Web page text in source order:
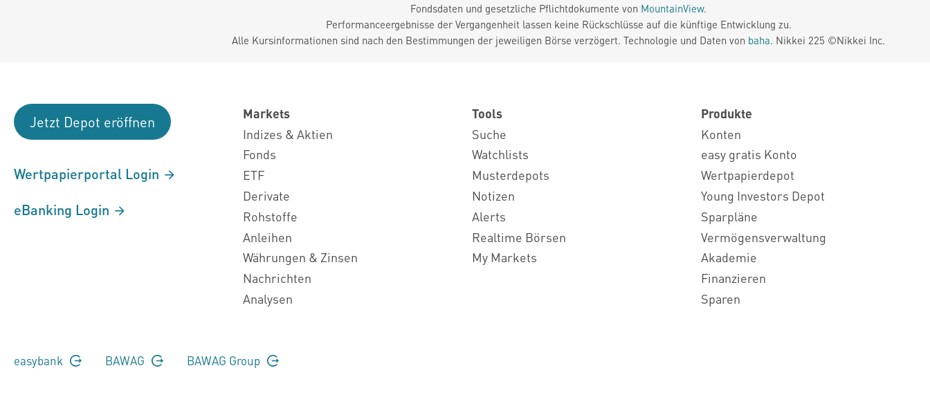
Fondsdaten und gesetzliche Pflichtdokumente von MountainView.
Performanceergebnisse der Vergangenheit lassen keine Rückschlüsse auf die künftige Entwicklung zu.
Alle Kursinformationen sind nach den Bestimmungen der jeweiligen Börse verzögert. Technologie und Daten von baha. Nikkei 225 ©Nikkei Inc.
Jetzt Depot eröffnen
Wertpapierportal Login
eBanking Login
Markets
Indizes & Aktien
Fonds
ETF
Derivate
Rohstoffe
Anleihen
Währungen & Zinsen
Nachrichten
Analysen
Tools
Suche
Watchlists
Musterdepots
Notizen
Alerts
Realtime Börsen
My Markets
Produkte
Konten
easy gratis Konto
Wertpapierdepot
Young Investors Depot
Sparpläne
Vermögensverwaltung
Akademie
Finanzieren
Sparen
easybank BAWAG BAWAG Group